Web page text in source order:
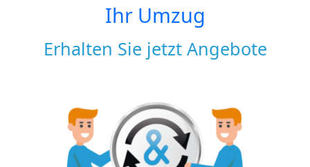
Ihr Umzug
Erhalten Sie jetzt Angebote